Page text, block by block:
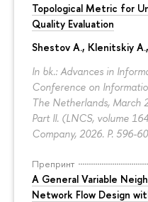
Topological Metric for
Quality Evaluation
Shestov A., Klenitskiy
In bk.: Advances in
Conference on
The Netherlands, March
Part II. (LNCS, volume
Company, 2026. P. 596-
Препринт
A General Variable
Network Flow Design